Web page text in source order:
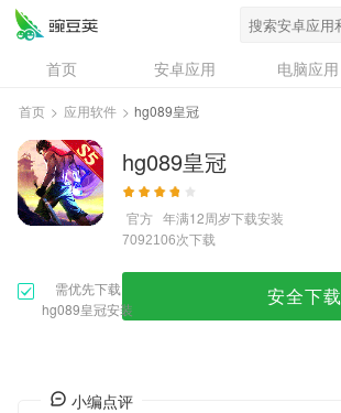
首页 安卓应用 电脑应用
资讯
专题
问答
首页 > 应用软件 > hg089皇冠
hg089皇冠
官方 年满12周岁下载安装
7092106次下载
需优先下载
hg089皇冠安装
安全下载
小编点评